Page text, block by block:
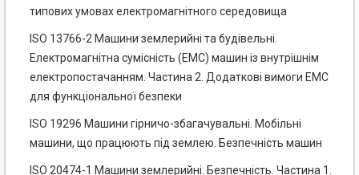
типових умовах електромагнітного середовища
ISO 13766-2 Машини землерийні та будівельні.
Електромагнітна сумісність (EMC) машин із внутрішнім
електропостачанням. Частина 2. Додаткові вимоги EMC
для функціональної безпеки
ISO 19296 Машини гірничо-збагачувальні. Мобільні
машини, що працюють під землею. Безпечність машин
ISO 20474-1 Машини землерийні. Безпечність. Частина 1.